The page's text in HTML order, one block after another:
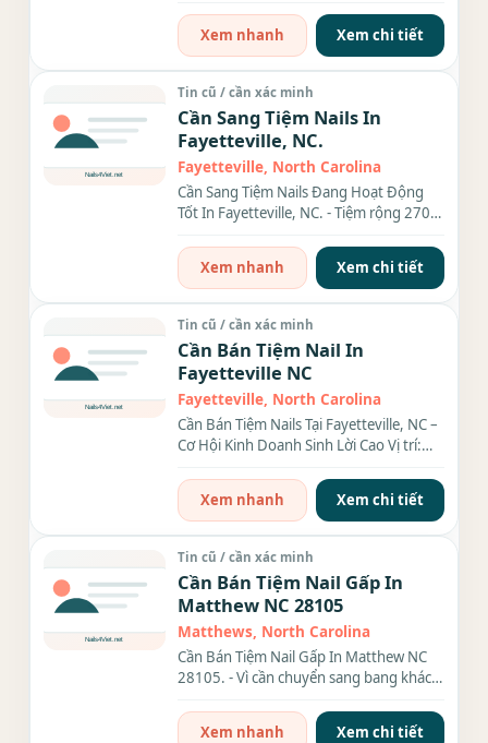
Xem nhanh
Xem chi tiết
Tin cũ / cần xác minh
Cần Sang Tiệm Nails In
Fayetteville, NC.
Fayetteville, North Carolina
Cần Sang Tiệm Nails Đang Hoạt Động
Tốt In Fayetteville, NC. - Tiệm rộng 2700
Xem nhanh
Xem chi tiết
Tin cũ / cần xác minh
Cần Bán Tiệm Nail In
Fayetteville NC
Fayetteville, North Carolina
Cần Bán Tiệm Nails Tại Fayetteville, NC –
Cơ Hội Kinh Doanh Sinh Lời Cao Vị trí:
Xem nhanh
Xem chi tiết
Tin cũ / cần xác minh
Cần Bán Tiệm Nail Gấp In
Matthew NC 28105
Matthews, North Carolina
Cần Bán Tiệm Nail Gấp In Matthew NC
28105. - Vì cần chuyển sang bang khác
Xem nhanh
Xem chi tiết